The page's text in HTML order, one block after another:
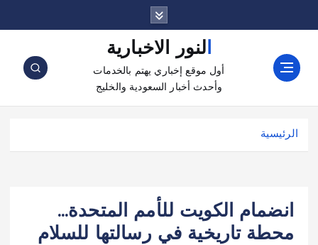
ز
النور الاخبارية
أول موقع إخباري يهتم بالخدمات
وأحدث أخبار السعودية والخليج
الرئيسية
انضمام الكويت للأمم المتحدة…
محطة تاريخية في رسالتها للسلام